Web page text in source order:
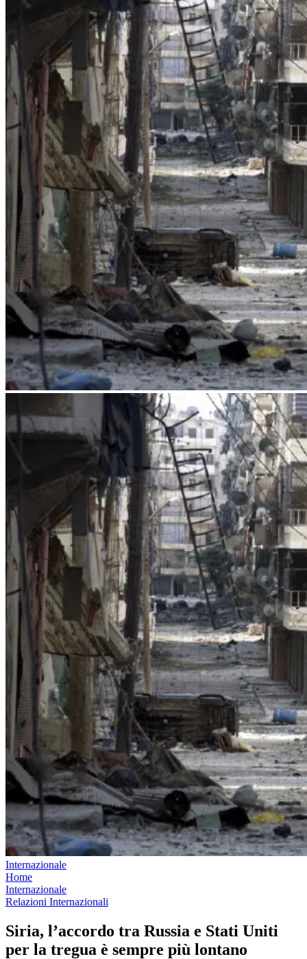
Internazionale
Home
Internazionale
Relazioni Internazionali
Siria, l’accordo tra Russia e Stati Uniti
per la tregua è sempre più lontano